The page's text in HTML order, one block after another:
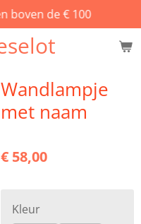
boven de € 100
Wandlampje
met naam
€ 58,00
Kleur